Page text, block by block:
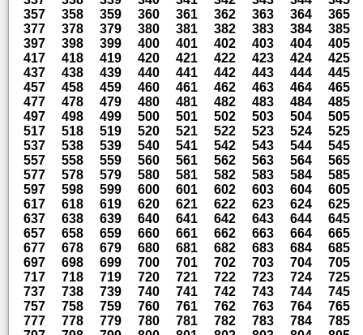
357
358 359 360 361 362 363 364
365
377
378 379 380 381 382 383 384
385
397
398 399 400 401 402 403 404
405
417
418 419 420 421 422 423 424
425
437
438 439 440 441 442 443 444
445
457
458 459 460 461 462 463 464
465
477
478 479 480 481 482 483 484
485
497
498 499 500 501 502 503 504
505
517
518 519 520 521 522 523 524
525
537
538 539 540 541 542 543 544
545
557
558 559 560 561 562 563 564
565
577
578 579 580 581 582 583 584
585
597
598 599 600 601 602 603 604
605
617
618 619 620 621 622 623 624
625
637
638 639 640 641 642 643 644
645
657
658 659 660 661 662 663 664
665
677
678 679 680 681 682 683 684
685
697
698 699 700 701 702 703 704
705
717
718 719 720 721 722 723 724
725
737
738 739 740 741 742 743 744
745
757
758 759 760 761 762 763 764
765
777
778 779 780 781 782 783 784
785